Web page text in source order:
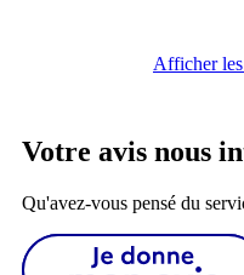
Afficher
Votre avis nous
Qu'avez-vous pensé du